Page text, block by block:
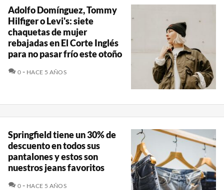
Adolfo Domínguez, Tommy
Hilfiger o Levi's: siete
chaquetas de mujer
rebajadas en El Corte Inglés
para no pasar frío este otoño
0 COMENTARIOS
HACE 5 AÑOS
Springfield tiene un 30% de
descuento en todos sus
pantalones y estos son
nuestros jeans favoritos
0 COMENTARIOS
HACE 5 AÑOS